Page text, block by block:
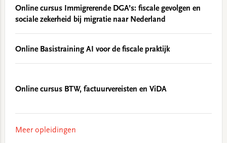
Online cursus Immigrerende DGA’s: fiscale gevolgen en
sociale zekerheid bij migratie naar Nederland
Online Basistraining AI voor de fiscale praktijk
Online cursus BTW, factuurvereisten en ViDA
Meer opleidingen